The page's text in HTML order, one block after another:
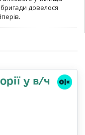
бригади довелося
у в/ч